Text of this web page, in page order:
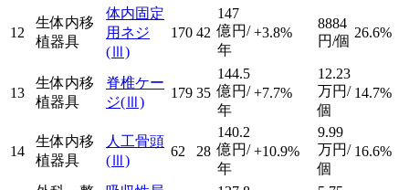
12
生体内移
植器具
体内固定
用ネジ
(Ⅲ)
170 42
147
億円/
年
+3.8%
8884
円/個
26.6%
13
生体内移
植器具
脊椎ケー
ジ(Ⅲ)
179 35
144.5
億円/
年
+7.7%
12.23
万円/
個
14.7%
14
生体内移
植器具
人工骨頭
(Ⅲ)
62 28
140.2
億円/
年
+10.9%
9.99
万円/
個
16.6%